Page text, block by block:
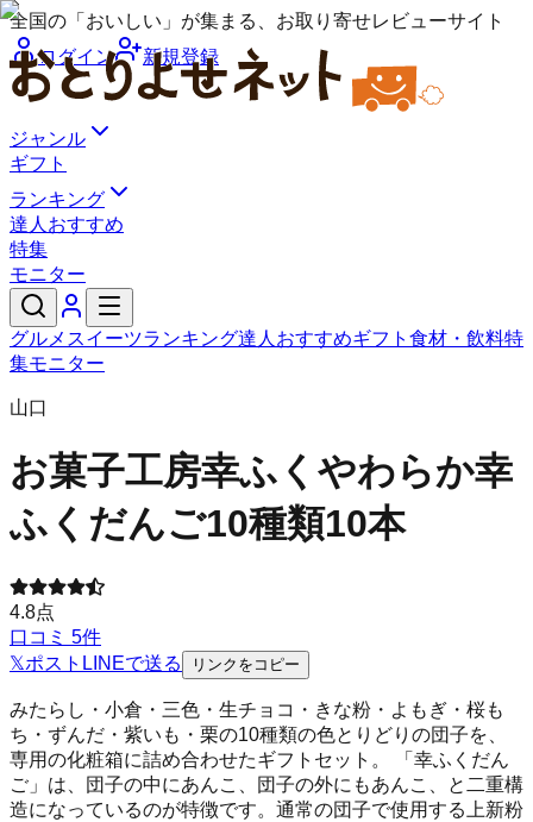
全国の「おいしい」が集まる、お取り寄せレビューサイト
ログイン
新規登録
ジャンル
ギフト
ランキング
達人おすすめ
特集
モニター
グルメ スイーツランキング達人おすすめギフト 食材・飲料特
集モニター
山口
お菓子工房幸ふく やわらか幸
ふくだんご10種類10本
4.8点
口コミ 5件
𝕏ポスト LINEで送る リンクをコピー
みたらし・小倉・三色・生チョコ・きな粉・よもぎ・桜も
ち・ずんだ・紫いも・栗の10種類の色とりどりの団子を、
専用の化粧箱に詰め合わせたギフトセット。 「幸ふくだん
ご」は、団子の中にあんこ、団子の外にもあんこ、と二重構
造になっているのが特徴です。通常の団子で使用する上新粉